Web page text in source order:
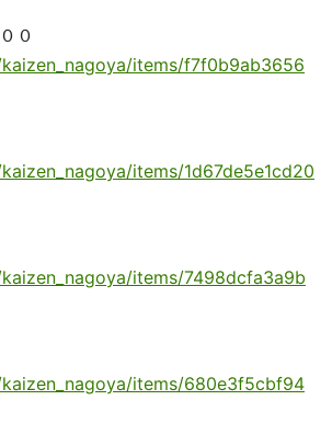
０
items/f7f0b9ab3656
items/1d67de5e1cd20
items/7498dcfa3a9b
items/680e3f5cbf94